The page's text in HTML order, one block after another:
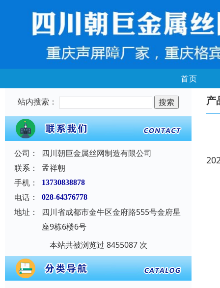
首页
站内搜索：
公司：
四川朝巨金属丝网制造有限公司
联系：
孟祥朝
手机：
13730838878
电话： 028-64376778
地址：
四川省成都市金牛区金府路555号金府星
座9栋6楼6号
本站共被浏览过 8455087 次
产